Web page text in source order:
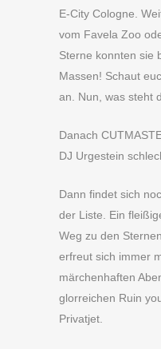
E-City Cologne.
vom Favela Zoo
Sterne konnten sie
Massen! Schaut
an. Nun, was steht
Danach
DJ Urgestein
Dann findet sich
der Liste. Ein
Weg zu den
erfreut sich immer
märchenhaften
glorreichen Ruin
Privatjet.